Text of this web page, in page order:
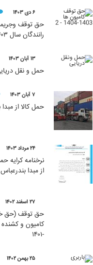
۶ دی ۱۴۰۳
حق توقف
رانندگان سال ۱۴۰۳-۱۴۰۴
۱۳ آبان ۱۴۰۳
حمل و نقل
۷ آبان ۱۴۰۳
حمل کالا از
۲۴ مرداد ۱۴۰۳
از مبدا بندرعباس
۲۷ اسفند ۱۴۰۲
حق توقف (حق
-۱۴۰۱
۲۵ بهمن ۱۴۰۲